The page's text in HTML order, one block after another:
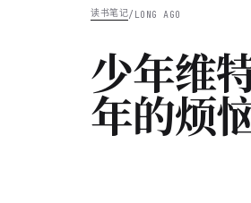
读书笔记/ LONG AGO
少年维
年的烦